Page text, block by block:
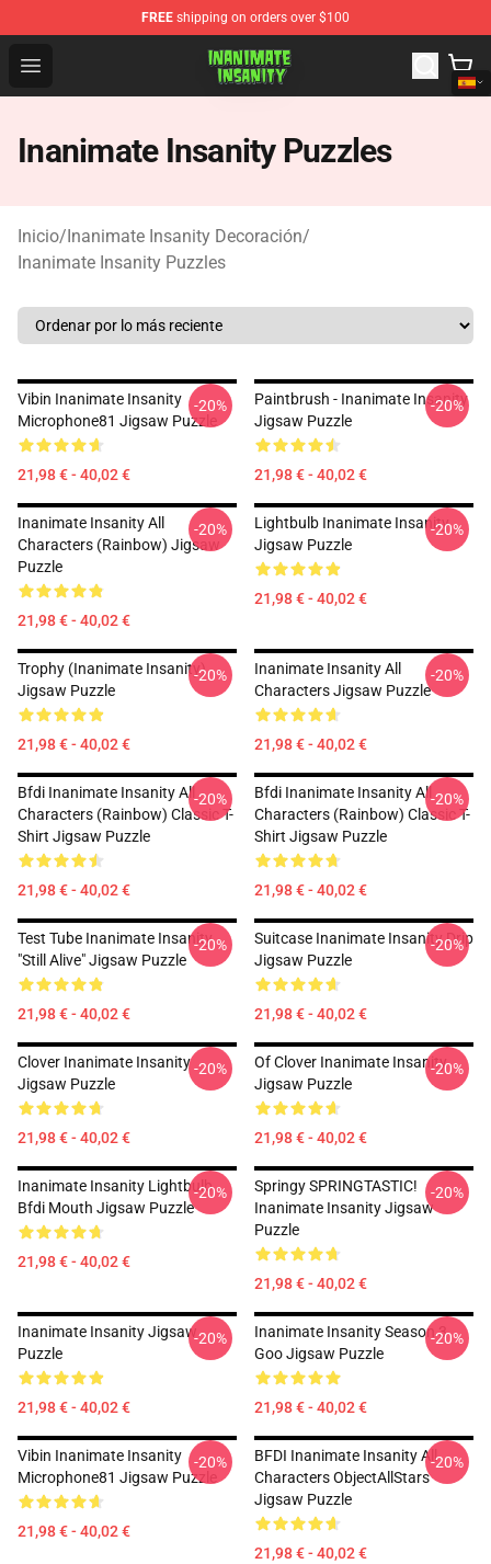
FREE shipping on orders over $100
Open menu
Inanimate Insanity Store - Official Inanimate Insanity
Inanimate Insanity Puzzles
Inicio/Inanimate Insanity Decoración/
Inanimate Insanity Puzzles
Vibin Inanimate Insanity
Microphone81 Jigsaw Puzzle
21,98 € - 40,02 €
-20%
Paintbrush - Inanimate Insanity
Jigsaw Puzzle
21,98 € - 40,02 €
-20%
Inanimate Insanity All
Characters (Rainbow) Jigsaw
Puzzle
21,98 € - 40,02 €
-20%
Lightbulb Inanimate Insanity
Jigsaw Puzzle
21,98 € - 40,02 €
-20%
Trophy (Inanimate Insanity)
Jigsaw Puzzle
21,98 € - 40,02 €
-20%
Inanimate Insanity All
Characters Jigsaw Puzzle
21,98 € - 40,02 €
-20%
Bfdi Inanimate Insanity All
Characters (Rainbow) Classic T-
Shirt Jigsaw Puzzle
21,98 € - 40,02 €
-20%
Bfdi Inanimate Insanity All
Characters (Rainbow) Classic T-
Shirt Jigsaw Puzzle
21,98 € - 40,02 €
-20%
Test Tube Inanimate Insanity
"Still Alive" Jigsaw Puzzle
21,98 € - 40,02 €
-20%
Suitcase Inanimate Insanity Drip
Jigsaw Puzzle
21,98 € - 40,02 €
-20%
Clover Inanimate Insanity
Jigsaw Puzzle
21,98 € - 40,02 €
-20%
Of Clover Inanimate Insanity
Jigsaw Puzzle
21,98 € - 40,02 €
-20%
Inanimate Insanity Lightbulb
Bfdi Mouth Jigsaw Puzzle
21,98 € - 40,02 €
-20%
Springy SPRINGTASTIC!
Inanimate Insanity Jigsaw
Puzzle
21,98 € - 40,02 €
-20%
Inanimate Insanity Jigsaw
Puzzle
21,98 € - 40,02 €
-20%
Inanimate Insanity Season 3
Goo Jigsaw Puzzle
21,98 € - 40,02 €
-20%
Vibin Inanimate Insanity
Microphone81 Jigsaw Puzzle
21,98 € - 40,02 €
-20%
BFDI Inanimate Insanity All
Characters ObjectAllStars
Jigsaw Puzzle
21,98 € - 40,02 €
-20%